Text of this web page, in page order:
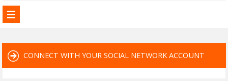
CONNECT WITH YOUR SOCIAL NETWORK ACCOUNT